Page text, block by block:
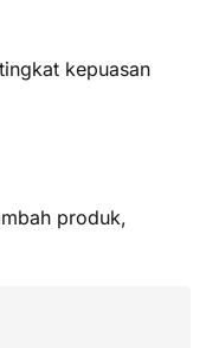
kepuasan
produk,